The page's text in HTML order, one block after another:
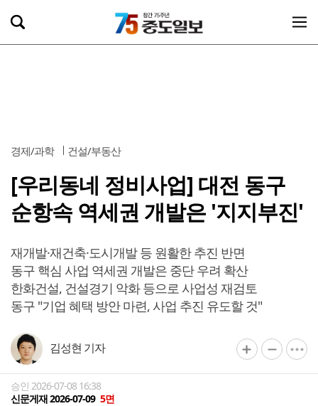
경제/과학 건설/부동산
[우리동네 정비사업] 대전 동구
순항속 역세권 개발은 '지지부진'
재개발·재건축·도시개발 등 원활한 추진 반면
동구 핵심 사업 역세권 개발은 중단 우려 확산
한화건설, 건설경기 악화 등으로 사업성 재검토
동구 "기업 혜택 방안 마련, 사업 추진 유도할 것"
김성현 기자
승인 2026-07-08 16:38
신문게재 2026-07-09 5면